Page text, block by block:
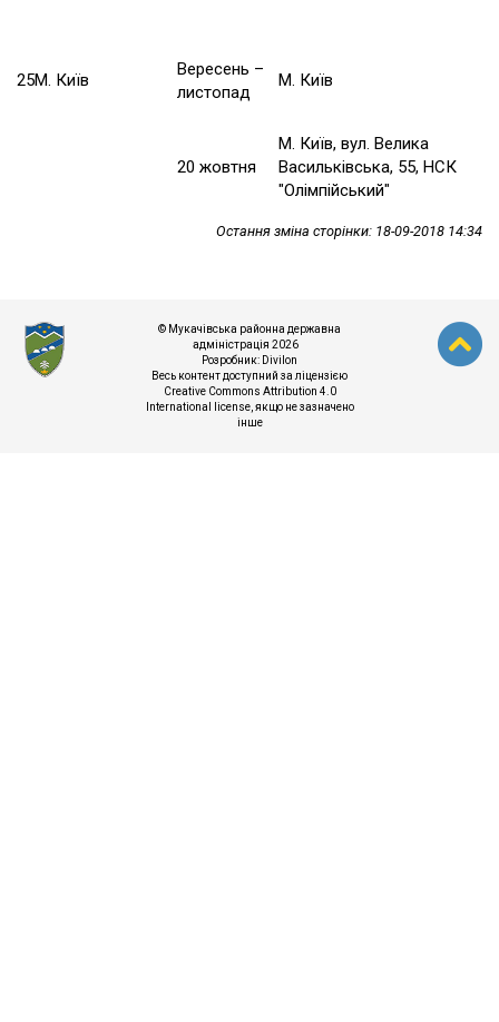
25М. Київ
Вересень –
листопад
М. Київ
20 жовтня
М. Київ, вул. Велика
Васильківська, 55, НСК
"Олімпійський"
Остання зміна сторінки: 18-09-2018 14:34
© Мукачівська районна державна
адміністрація 2026
Розробник: Divilon
Весь контент доступний за ліцензією
Creative Commons Attribution 4.0
International license, якщо не зазначено
інше